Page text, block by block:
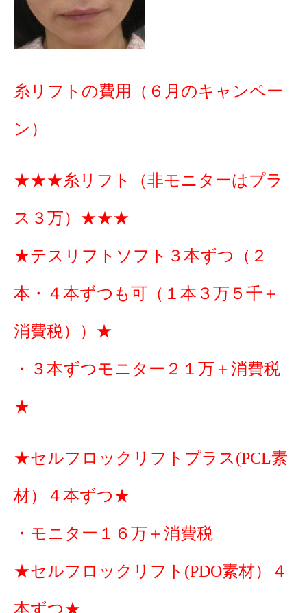
糸リフトの費用（６月のキャンペー
ン）
★★★糸リフト（非モニターはプラ
ス３万）★★★
★テスリフトソフト３本ずつ（２
本・４本ずつも可（１本３万５千＋
消費税））★
・３本ずつモニター２１万＋消費税
★
★セルフロックリフトプラス(PCL素
材）４本ずつ★
・モニター１６万＋消費税
★セルフロックリフト(PDO素材）４
本ずつ★